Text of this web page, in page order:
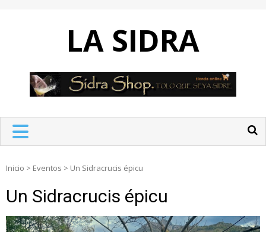
LA SIDRA
Inicio > Eventos > Un Sidracrucis épicu
Un Sidracrucis épicu